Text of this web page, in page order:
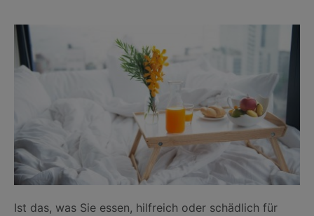
Ist das, was Sie essen, hilfreich oder schädlich für